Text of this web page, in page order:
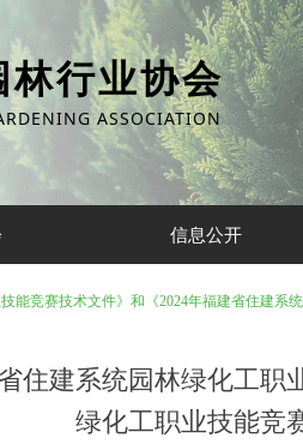
林行业协会
ASSOCIATION
信息公开
住建系统园林绿化工
绿化工职业技能竞
能竞赛技术文件》和《2024年福建省住建系